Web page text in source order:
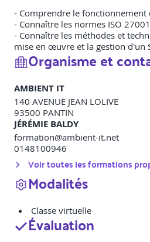
- Comprendre le fonctionnement
- Connaître les normes ISO
- Connaître les méthodes et
mise en œuvre et la gestion d'un
Organisme et
AMBIENT IT
140 AVENUE JEAN LOLIVE
93500 PANTIN
JÉRÉMIE BALDY
formation@ambient-it.net
0148100946
Voir toutes les formations
Modalités
Classe virtuelle
Évaluation